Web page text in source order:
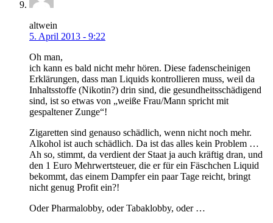
altwein
5. April 2013 - 9:22
Oh man,
ich kann es bald nicht mehr hören. Diese fadenscheinigen
Erklärungen, dass man Liquids kontrollieren muss, weil da
Inhaltsstoffe (Nikotin?) drin sind, die gesundheitsschädigend
sind, ist so etwas von „weiße Frau/Mann spricht mit
gespaltener Zunge“!
Zigaretten sind genauso schädlich, wenn nicht noch mehr.
Alkohol ist auch schädlich. Da ist das alles kein Problem …
Ah so, stimmt, da verdient der Staat ja auch kräftig dran, und
den 1 Euro Mehrwertsteuer, die er für ein Fäschchen Liquid
bekommt, das einem Dampfer ein paar Tage reicht, bringt
nicht genug Profit ein?!
Oder Pharmalobby, oder Tabaklobby, oder …